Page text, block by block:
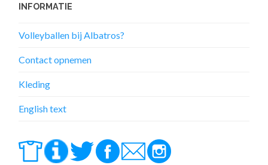
INFORMATIE
Volleyballen bij Albatros?
Contact opnemen
Kleding
English text